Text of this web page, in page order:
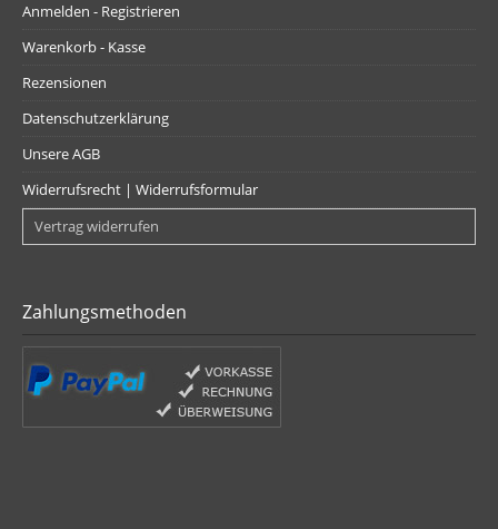
Anmelden - Registrieren
Warenkorb - Kasse
Rezensionen
Datenschutzerklärung
Unsere AGB
Widerrufsrecht | Widerrufsformular
Vertrag widerrufen
Zahlungsmethoden